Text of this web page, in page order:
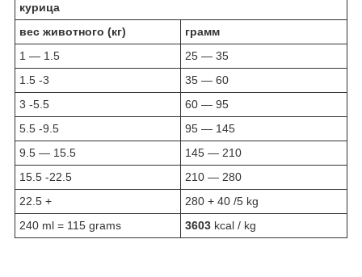
курица
вес животного (кг)
грамм
1 — 1.5
25 — 35
1.5 -3
35 — 60
3 -5.5
60 — 95
5.5 -9.5
95 — 145
9.5 — 15.5
145 — 210
15.5 -22.5
210 — 280
22.5 +
280 + 40 /5 kg
240 ml = 115 grams
3603 kcal / kg